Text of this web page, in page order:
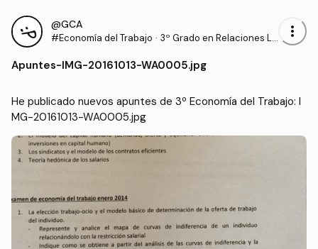
@GCA
#Economía del Trabajo · 3º Grado en Relaciones La
os (UCO)
more_vert
Apuntes-IMG-20161013-WA0005.jpg
He publicado nuevos apuntes de 3º Economía del Trabajo: I
MG-20161013-WA0005.jpg